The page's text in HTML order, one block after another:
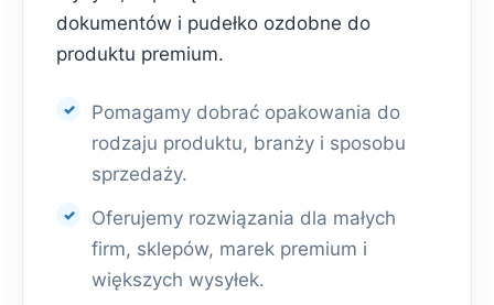
dokumentów i pudełko ozdobne do
produktu premium.
Pomagamy dobrać opakowania do
rodzaju produktu, branży i sposobu
sprzedaży.
Oferujemy rozwiązania dla małych
firm, sklepów, marek premium i
większych wysyłek.